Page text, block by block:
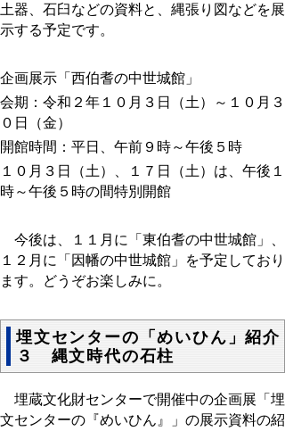
土器、石臼などの資料と、縄張り図などを展
示する予定です。
企画展示「西伯耆の中世城館」
会期：令和２年１０月３日（土）～１０月３
０日（金）
開館時間：平日、午前９時～午後５時
１０月３日（土）、１７日（土）は、午後１
時～午後５時の間特別開館
今後は、１１月に「東伯耆の中世城館」、
１２月に「因幡の中世城館」を予定しており
ます。どうぞお楽しみに。
埋文センターの「めいひん」紹介
３ 縄文時代の石柱
埋蔵文化財センターで開催中の企画展「埋
文センターの『めいひん』」の展示資料の紹